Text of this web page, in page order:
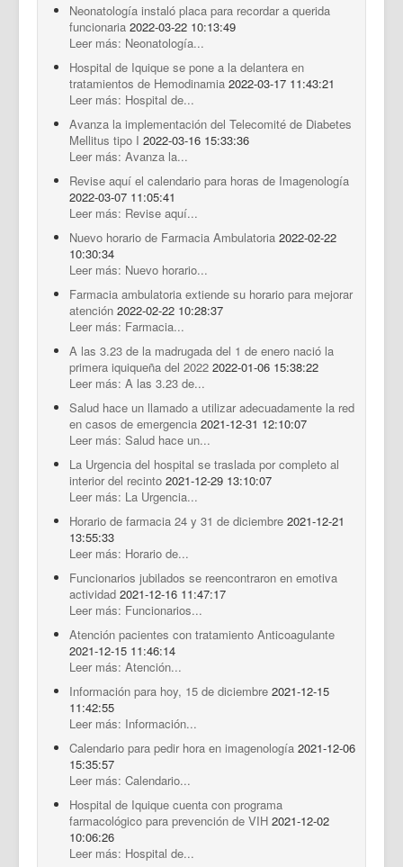
Neonatología instaló placa para recordar a querida
funcionaria 2022-03-22 10:13:49
Leer más: Neonatología...
Hospital de Iquique se pone a la delantera en
tratamientos de Hemodinamia 2022-03-17 11:43:21
Leer más: Hospital de...
Avanza la implementación del Telecomité de Diabetes
Mellitus tipo I 2022-03-16 15:33:36
Leer más: Avanza la...
Revise aquí el calendario para horas de Imagenología
2022-03-07 11:05:41
Leer más: Revise aquí...
Nuevo horario de Farmacia Ambulatoria 2022-02-22
10:30:34
Leer más: Nuevo horario...
Farmacia ambulatoria extiende su horario para mejorar
atención 2022-02-22 10:28:37
Leer más: Farmacia...
A las 3.23 de la madrugada del 1 de enero nació la
primera iquiqueña del 2022 2022-01-06 15:38:22
Leer más: A las 3.23 de...
Salud hace un llamado a utilizar adecuadamente la red
en casos de emergencia 2021-12-31 12:10:07
Leer más: Salud hace un...
La Urgencia del hospital se traslada por completo al
interior del recinto 2021-12-29 13:10:07
Leer más: La Urgencia...
Horario de farmacia 24 y 31 de diciembre 2021-12-21
13:55:33
Leer más: Horario de...
Funcionarios jubilados se reencontraron en emotiva
actividad 2021-12-16 11:47:17
Leer más: Funcionarios...
Atención pacientes con tratamiento Anticoagulante
2021-12-15 11:46:14
Leer más: Atención...
Información para hoy, 15 de diciembre 2021-12-15
11:42:55
Leer más: Información...
Calendario para pedir hora en imagenología 2021-12-06
15:35:57
Leer más: Calendario...
Hospital de Iquique cuenta con programa
farmacológico para prevención de VIH 2021-12-02
10:06:26
Leer más: Hospital de...